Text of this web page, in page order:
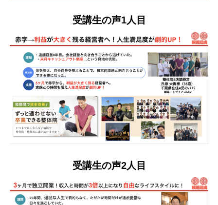
受講生の声1人目
受講生の声2人目